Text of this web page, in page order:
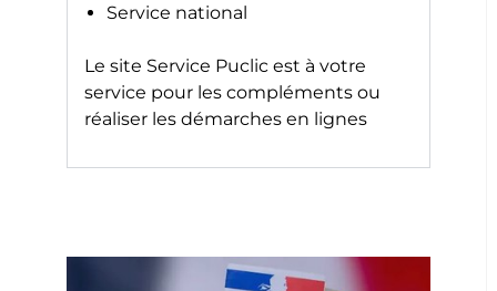
Service national
Le site Service Puclic est à votre
service pour les compléments ou
réaliser les démarches en lignes